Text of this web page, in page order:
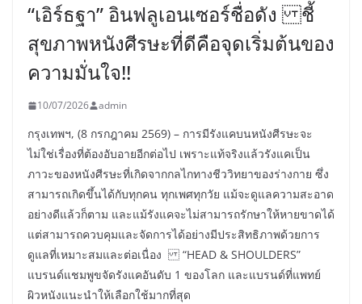
“เอิร์ธฐา” อินฟลูเอนเซอร์ชื่อดัง ชี้
สุขภาพหนังศีรษะที่ดีคือจุดเริ่มต้นของ
ความมั่นใจ!!
10/07/2026 admin
กรุงเทพฯ, (8 กรกฎาคม 2569) – การมีรังแคบนหนังศีรษะจะ
ไม่ใช่เรื่องที่ต้องอับอายอีกต่อไป เพราะแท้จริงแล้วรังแคเป็น
ภาวะของหนังศีรษะที่เกิดจากกลไกทางชีววิทยาของร่างกาย ซึ่ง
สามารถเกิดขึ้นได้กับทุกคน ทุกเพศทุกวัย แม้จะดูแลความสะอาด
อย่างดีแล้วก็ตาม และแม้รังแคจะไม่สามารถรักษาให้หายขาดได้
แต่สามารถควบคุมและจัดการได้อย่างมีประสิทธิภาพด้วยการ
ดูแลที่เหมาะสมและต่อเนื่อง “HEAD & SHOULDERS”
แบรนด์แชมพูขจัดรังแคอันดับ 1 ของโลก และแบรนด์ที่แพทย์
ผิวหนังแนะนำให้เลือกใช้มากที่สุด